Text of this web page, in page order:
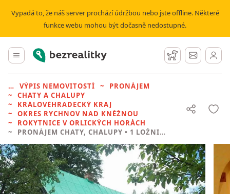
Vypadá to, že náš server prochází údržbou nebo jste offline. Některé
funkce webu mohou být dočasně nedostupné.
Hlavní menu
Bezrealitky Hlídací pes
Zprávy
VÝPIS NEMOVITOSTÍ
PRONÁJEM
CHATY A CHALUPY
KRÁLOVÉHRADECKÝ KRAJ
OKRES RYCHNOV NAD KNĚŽNOU
ROKYTNICE V ORLICKÝCH HORÁCH
PRONÁJEM CHATY, CHALUPY • 1 LOŽNICE BEZ REALITKY